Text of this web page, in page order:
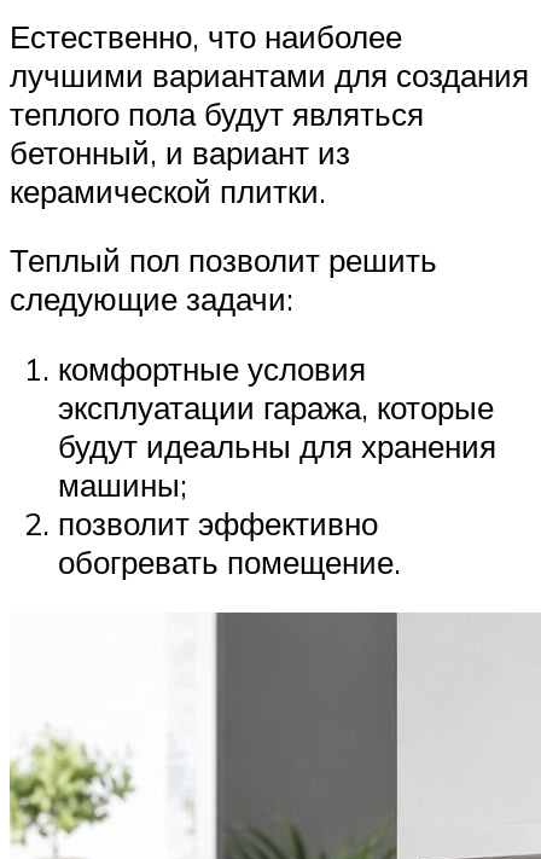
Естественно, что наиболее
лучшими вариантами для создания
теплого пола будут являться
бетонный, и вариант из
керамической плитки.
Теплый пол позволит решить
следующие задачи:
комфортные условия
эксплуатации гаража, которые
будут идеальны для хранения
машины;
позволит эффективно
обогревать помещение.